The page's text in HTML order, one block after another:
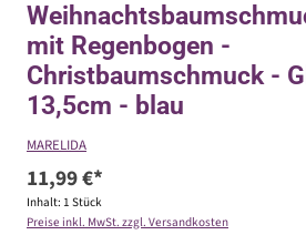
mit Regenbogen -
Christbaumschmuck -
13,5cm - blau
MARELIDA
11,99 €*
Inhalt: 1 Stück
Preise inkl. MwSt. zzgl. Versandkosten